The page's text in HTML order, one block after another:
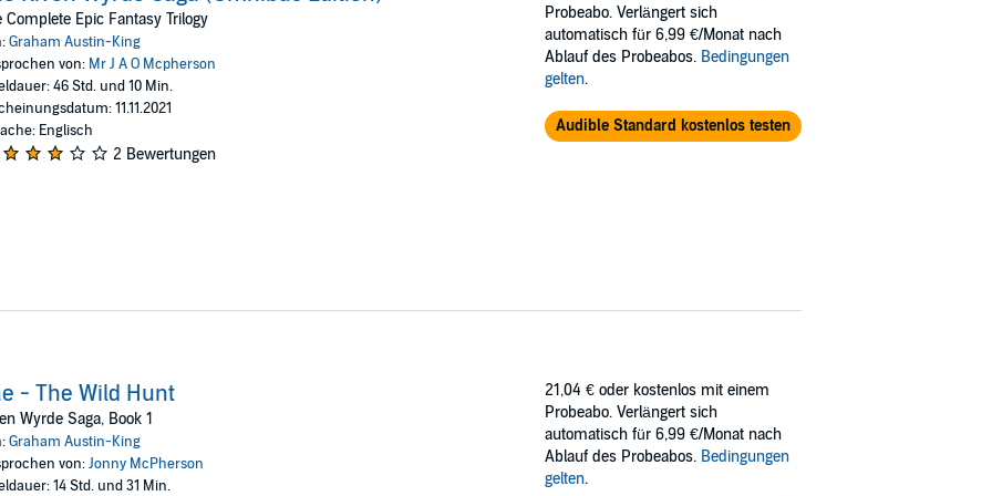
seen in the moonlight, shadowy figures with eyes of amber flame. The fae are returning to the world of Haven, and
the Bjornmen invaders, only one man knows the true threat facing Haven. But can he convince anyone before it is
from this epic fantasy series, perfect for fans of Patrick Rothfuss, Feist, Peter V. Brett, and Brandon
King
Complete Epic Fantasy Trilogy
Graham Austin-King
von: Mr J A O Mcpherson
46 Std. und 10 Min.
11.11.2021
Englisch
2 Bewertungen
Probeabo. Verlängert sich
automatisch für 6,99 €/Monat nach
Ablauf des Probeabos. Bedingungen
gelten.
Audible Standard kostenlos testen
- The Wild Hunt
Wyrde Saga, Book 1
Graham Austin-King
von:Jonny McPherson
14 Std. und 31 Min.
21,04 € oder kostenlos mit einem
Probeabo. Verlängert sich
automatisch für 6,99 €/Monat nach
Ablauf des Probeabos. Bedingungen
gelten.